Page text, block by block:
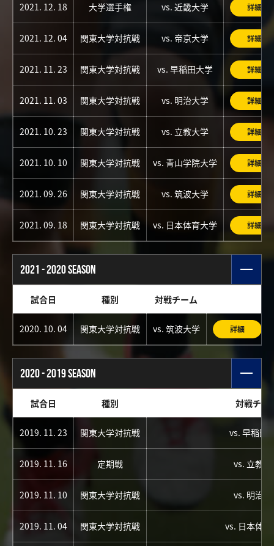
2021. 12. 18 大学選手権 vs. 近畿大学 詳細
2021. 12. 04 関東大学対抗戦 vs. 帝京大学 詳細
2021. 11. 23 関東大学対抗戦 vs. 早稲田大学 詳細
2021. 11. 03 関東大学対抗戦 vs. 明治大学 詳細
2021. 10. 23 関東大学対抗戦 vs. 立教大学 詳細
2021. 10. 10 関東大学対抗戦 vs. 青山学院大学 詳細
2021. 09. 26 関東大学対抗戦 vs. 筑波大学 詳細
2021. 09. 18 関東大学対抗戦 vs. 日本体育大学 詳細
2021 - 2020 SEASON
試合日 種別 対戦チーム
2020. 10. 04 関東大学対抗戦 vs. 筑波大学 詳細
2020 - 2019 SEASON
試合日 種別 対戦チー
2019. 11. 23 関東大学対抗戦 vs. 早稲田
2019. 11. 16 定期戦 vs. 立教
2019. 11. 10 関東大学対抗戦 vs. 明治
2019. 11. 04 関東大学対抗戦 vs. 日本体